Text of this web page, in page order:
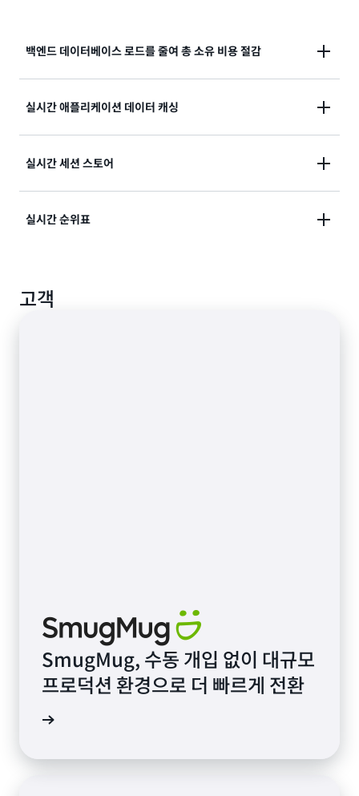
백엔드 데이터베이스 로드를 줄여 총 소유 비용 절감
데이터를 캐시하고 데이터베이스 I/O를 오프로드하
여 운영 부담을 줄이고 비용을 절감하며 데이터베이
스 및 애플리케이션 성능을 개선합니다.
실시간 애플리케이션 데이터 캐싱
마이크로초의 응답 시간과 높은 처리량을 위해 자주
사용하는 데이터를 메모리에 저장하여 초당 수억 개
의 작업을 지원합니다.
실시간 세션 스토어
임시 세션 데이터를 저장하여 마이크로초의 응답 시
실시간 순위표
발을 간소화합니다.
고객
SmugMug, 수동 개입 없이 대규모
프로덕션 환경으로 더 빠르게 전환